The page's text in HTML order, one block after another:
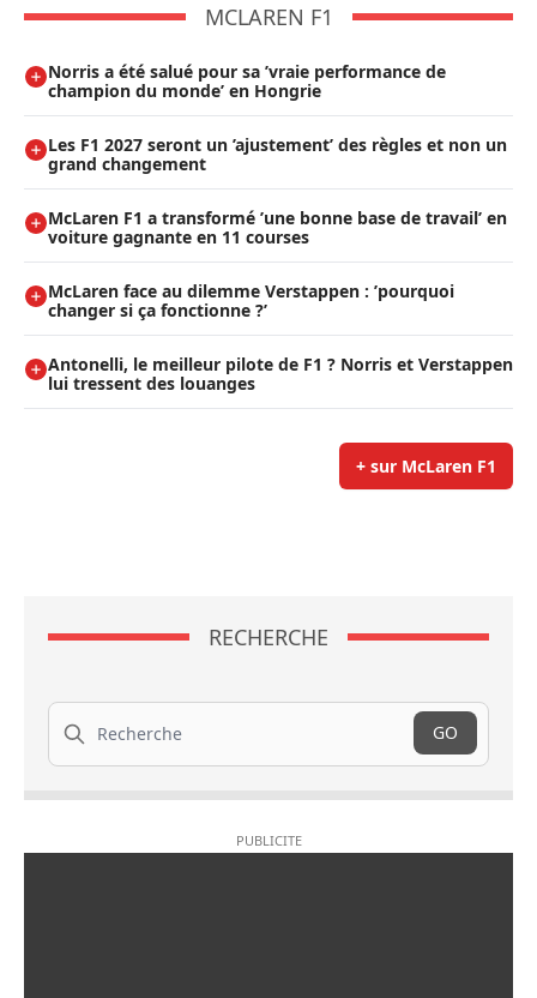
MCLAREN F1
Norris a été salué pour sa ’vraie performance de
champion du monde’ en Hongrie
Les F1 2027 seront un ’ajustement’ des règles et non un
grand changement
McLaren F1 a transformé ’une bonne base de travail’ en
voiture gagnante en 11 courses
McLaren face au dilemme Verstappen : ’pourquoi
changer si ça fonctionne ?’
Antonelli, le meilleur pilote de F1 ? Norris et Verstappen
lui tressent des louanges
+ sur McLaren F1
RECHERCHE
Recherche
GO